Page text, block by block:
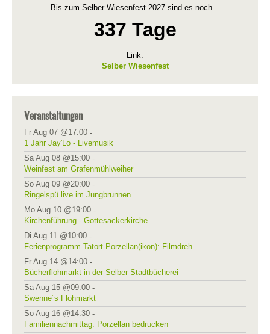
Bis zum Selber Wiesenfest 2027 sind es noch...
337 Tage
Link:
Selber Wiesenfest
Veranstaltungen
Fr Aug 07 @17:00 -
1 Jahr Jay'Lo - Livemusik
Sa Aug 08 @15:00 -
Weinfest am Grafenmühlweiher
So Aug 09 @20:00 -
Ringelspü live im Jungbrunnen
Mo Aug 10 @19:00 -
Kirchenführung - Gottesackerkirche
Di Aug 11 @10:00 -
Ferienprogramm Tatort Porzellan(ikon): Filmdreh
Fr Aug 14 @14:00 -
Bücherflohmarkt in der Selber Stadtbücherei
Sa Aug 15 @09:00 -
Swenne´s Flohmarkt
So Aug 16 @14:30 -
Familiennachmittag: Porzellan bedrucken